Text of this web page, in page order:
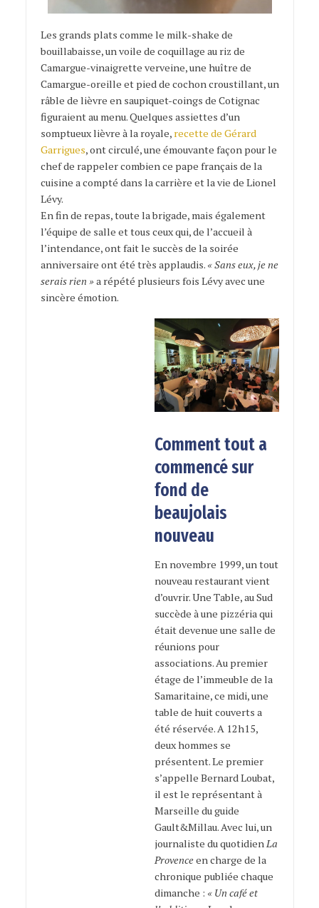
Les grands plats comme le milk-shake de
bouillabaisse, un voile de coquillage au riz de
Camargue-vinaigrette verveine, une huître de
Camargue-oreille et pied de cochon croustillant, un
râble de lièvre en saupiquet-coings de Cotignac
figuraient au menu. Quelques assiettes d’un
somptueux lièvre à la royale, recette de Gérard
Garrigues, ont circulé, une émouvante façon pour le
chef de rappeler combien ce pape français de la
cuisine a compté dans la carrière et la vie de Lionel
Lévy.
En fin de repas, toute la brigade, mais également
l’équipe de salle et tous ceux qui, de l’accueil à
l’intendance, ont fait le succès de la soirée
anniversaire ont été très applaudis. « Sans eux, je ne
serais rien »a répété plusieurs fois Lévy avec une
sincère émotion.
Comment tout a
commencé sur
fond de
beaujolais
nouveau
En novembre 1999, un tout
nouveau restaurant vient
d’ouvrir. Une Table, au Sud
succède à une pizzéria qui
était devenue une salle de
réunions pour
associations. Au premier
étage de l’immeuble de la
Samaritaine, ce midi, une
table de huit couverts a
été réservée. A 12h15,
deux hommes se
présentent. Le premier
s’appelle Bernard Loubat,
il est le représentant à
Marseille du guide
Gault&Millau. Avec lui, un
journaliste du quotidienLa
Provenceen charge de la
chronique publiée chaque
dimanche : « Un café et